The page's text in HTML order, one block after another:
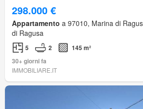
298.000 €
Appartamento a 97010, Marina di
di Ragusa
5 2
145 m²
30+ giorni fa
IMMOBILIARE.IT